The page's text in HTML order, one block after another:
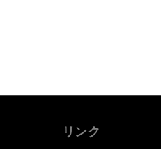
リンク